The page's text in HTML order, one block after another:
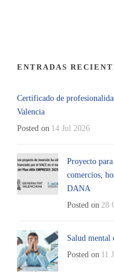
ENTRADAS
Certificado de
Valencia
Posted on 14 Jul 2026
Proyecto
comercios,
DANA
Posted on 28
Salud mental
Posted on 11